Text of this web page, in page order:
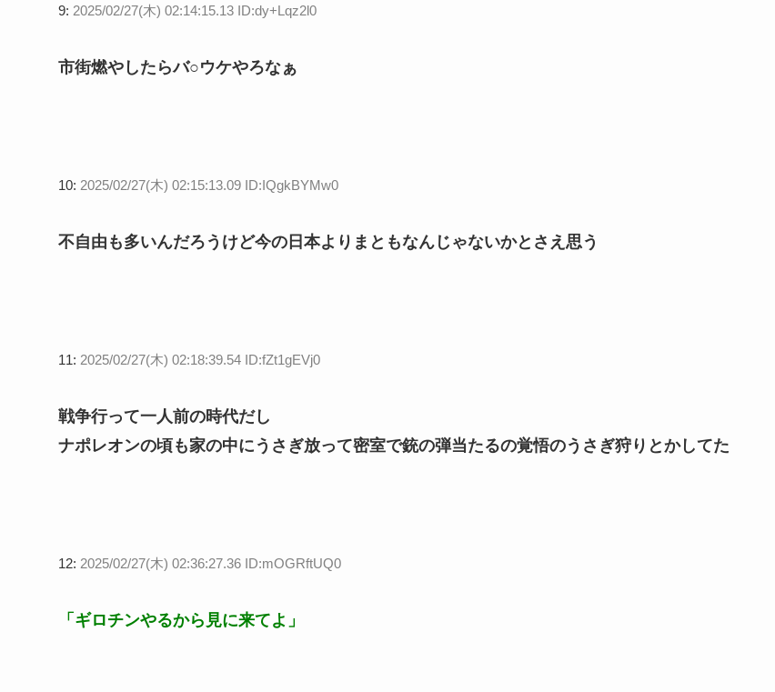
9: 2025/02/27(木) 02:14:15.13 ID:dy+Lqz2l0
市街燃やしたらバ○ウケやろなぁ
10: 2025/02/27(木) 02:15:13.09 ID:IQgkBYMw0
不自由も多いんだろうけど今の日本よりまともなんじゃないかとさえ思う
11: 2025/02/27(木) 02:18:39.54 ID:fZt1gEVj0
戦争行って一人前の時代だし
ナポレオンの頃も家の中にうさぎ放って密室で銃の弾当たるの覚悟のうさぎ狩りとかしてた
12: 2025/02/27(木) 02:36:27.36 ID:mOGRftUQ0
「ギロチンやるから見に来てよ」